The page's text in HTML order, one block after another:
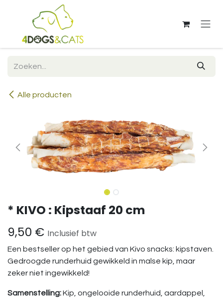
Overslaan naar inhoud
Alle producten
* KIVO : Kipstaaf 20 cm
9,50 € Inclusief btw
Een bestseller op het gebied van Kivo snacks: kipstaven.
Gedroogde runderhuid gewikkeld in malse kip, maar
zeker niet ingewikkeld!
Samenstelling:Kip, ongelooide runderhuid, aardappel,